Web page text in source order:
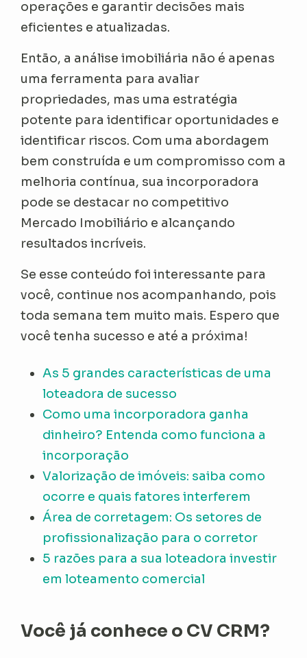
operações e garantir decisões mais
eficientes e atualizadas.
Então, a análise imobiliária não é apenas
uma ferramenta para avaliar
propriedades, mas uma estratégia
potente para identificar oportunidades e
identificar riscos. Com uma abordagem
bem construída e um compromisso com a
melhoria contínua, sua incorporadora
pode se destacar no competitivo
Mercado Imobiliário e alcançando
resultados incríveis.
Se esse conteúdo foi interessante para
você, continue nos acompanhando, pois
toda semana tem muito mais. Espero que
você tenha sucesso e até a próxima!
As 5 grandes características de uma
loteadora de sucesso
Como uma incorporadora ganha
dinheiro? Entenda como funciona a
incorporação
Valorização de imóveis: saiba como
ocorre e quais fatores interferem
Área de corretagem: Os setores de
profissionalização para o corretor
5 razões para a sua loteadora investir
em loteamento comercial
Você já conhece o CV CRM?